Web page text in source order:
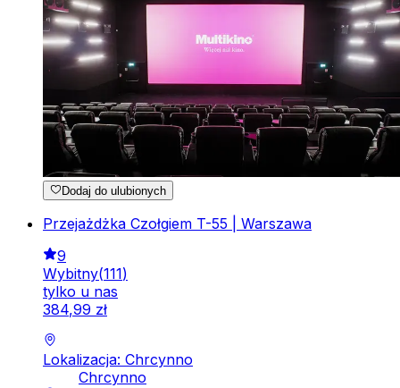
Dodaj do ulubionych
Przejażdżka Czołgiem T-55 | Warszawa
9
Wybitny(111)
tylko u nas
384,99 zł
Lokalizacja: Chrcynno
Chrcynno